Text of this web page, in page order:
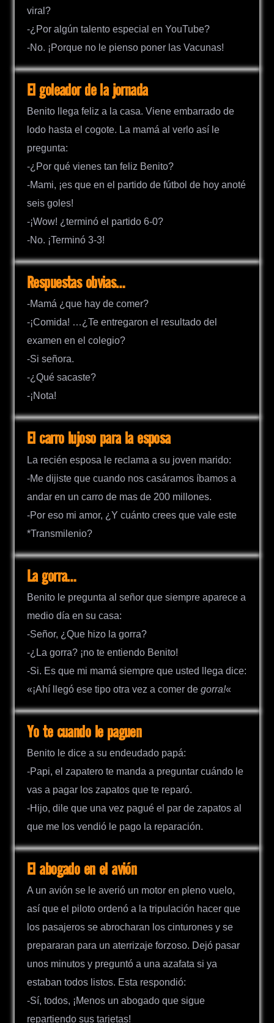
viral?
-¿Por algún talento especial en YouTube?
-No. ¡Porque no le pienso poner las Vacunas!
El goleador de la jornada
Benito llega feliz a la casa. Viene embarrado de
lodo hasta el cogote. La mamá al verlo así le
pregunta:
-¿Por qué vienes tan feliz Benito?
-Mami, ¡es que en el partido de fútbol de hoy anoté
seis goles!
-¡Wow! ¿terminó el partido 6-0?
-No. ¡Terminó 3-3!
Respuestas obvias…
-Mamá ¿que hay de comer?
-¡Comida! …¿Te entregaron el resultado del
examen en el colegio?
-Si señora.
-¿Qué sacaste?
-¡Nota!
El carro lujoso para la esposa
La recién esposa le reclama a su joven marido:
-Me dijiste que cuando nos casáramos íbamos a
andar en un carro de mas de 200 millones.
-Por eso mi amor, ¿Y cuánto crees que vale este
*Transmilenio?
La gorra…
Benito le pregunta al señor que siempre aparece a
medio día en su casa:
-Señor, ¿Que hizo la gorra?
-¿La gorra? ¡no te entiendo Benito!
-Si. Es que mi mamá siempre que usted llega dice:
«¡Ahí llegó ese tipo otra vez a comer de gorra!«
Yo te cuando le paguen
Benito le dice a su endeudado papá:
-Papi, el zapatero te manda a preguntar cuándo le
vas a pagar los zapatos que te reparó.
-Hijo, dile que una vez pagué el par de zapatos al
que me los vendió le pago la reparación.
El abogado en el avión
A un avión se le averió un motor en pleno vuelo,
así que el piloto ordenó a la tripulación hacer que
los pasajeros se abrocharan los cinturones y se
prepararan para un aterrizaje forzoso. Dejó pasar
unos minutos y preguntó a una azafata si ya
estaban todos listos. Esta respondió:
-Sí, todos, ¡Menos un abogado que sigue
repartiendo sus tarjetas!